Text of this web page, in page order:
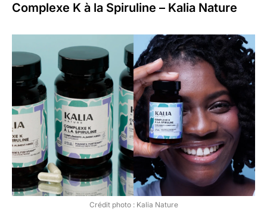
Complexe K à la Spiruline – Kalia Nature
Crédit photo : Kalia Nature